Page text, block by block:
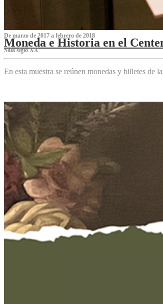
De marzo de 2017 a febrero de 2018
Moneda e Historia en el
Sala siglo XX
En esta muestra se reúnen monedas y billetes de